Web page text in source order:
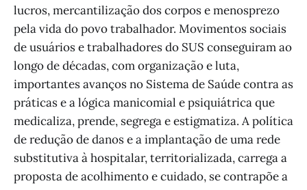
lucros, mercantilização dos corpos e menosprezo
pela vida do povo trabalhador. Movimentos sociais
de usuários e trabalhadores do SUS conseguiram ao
longo de décadas, com organização e luta,
importantes avanços no Sistema de Saúde contra as
práticas e a lógica manicomial e psiquiátrica que
medicaliza, prende, segrega e estigmatiza. A política
de redução de danos e a implantação de uma rede
substitutiva à hospitalar, territorializada, carrega a
proposta de acolhimento e cuidado, se contrapõe a